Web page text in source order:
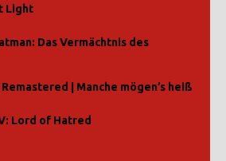
Light
Das Vermächtnis des
Remastered | Manche mögen’s heiß
Lord of Hatred